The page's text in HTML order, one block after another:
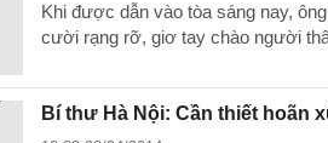
Khi được dẫn vào tòa sáng nay,
cười rạng rỡ, giơ tay chào người
Bí thư Hà Nội: Cần thiết hoãn